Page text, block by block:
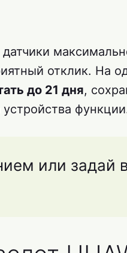
отклик. На
до 21 дня,
или задай